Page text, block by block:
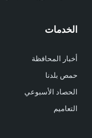
الخدمات
أخبار المحافظة
حمص بلدنا
الحصاد الأسبوعي
التعاميم